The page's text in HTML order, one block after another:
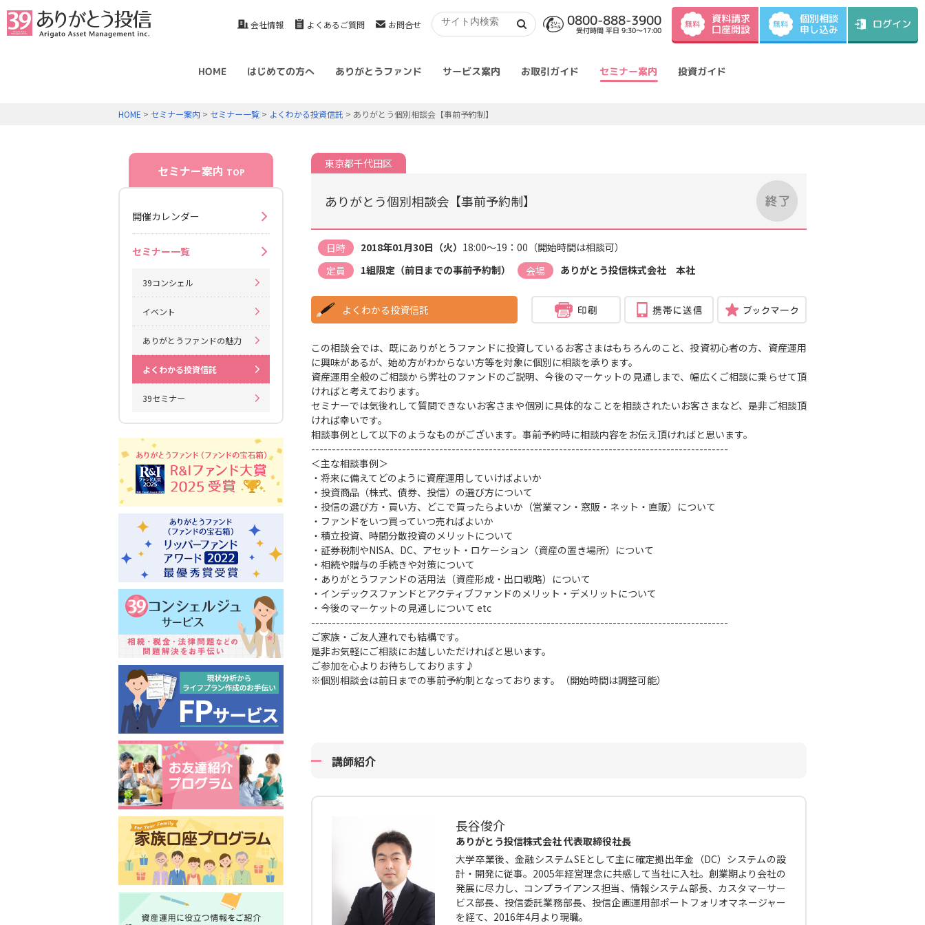
会社情報 よくあるご質問 お問合せ 0800-888-3900
受付時間 平日 9:30～17:00
無料 資料請求
口座開設 無料 個別相談
申し込み ログイン
HOME はじめての方へ ありがとうファンド サービス案内 お取引ガイド セミナー案内 投資ガイド
HOME > セミナー案内 > セミナー一覧 > よくわかる投資信託 > ありがとう個別相談会【事前予約制】
東京都千代田区
ありがとう個別相談会【事前予約制】
日時 2018年01月30日（火） 18:00～19：00（開始時間は相談可）
定員
1組限定（前日までの事前予約制） 会場 ありがとう投信株式会社 本社
よくわかる投資信託
この相談会では、既にありがとうファンドに投資しているお客さまはもちろんのこと、投資初心者の方、資産運用
に興味があるが、始め方がわからない方等を対象に個別に相談を承ります。
資産運用全般のご相談から弊社のファンドのご説明、今後のマーケットの見通しまで、幅広くご相談に乗らせて頂
ければと考えております。
セミナーでは気後れして質問できないお客さまや個別に具体的なことを相談されたいお客さまなど、是非ご相談頂
ければ幸いです。
相談事例として以下のようなものがございます。事前予約時に相談内容をお伝え頂ければと思います。
-----------------------------------------------------------------------------------------------------
＜主な相談事例＞
・将来に備えてどのように資産運用していけばよいか
・投資商品（株式、債券、投信）の選び方について
・投信の選び方・買い方、どこで買ったらよいか（営業マン・窓販・ネット・直販）について
・ファンドをいつ買っていつ売ればよいか
・積立投資、時間分散投資のメリットについて
・証券税制やNISA、DC、アセット・ロケーション（資産の置き場所）について
・相続や贈与の手続きや対策について
・ありがとうファンドの活用法（資産形成・出口戦略）について
・インデックスファンドとアクティブファンドのメリット・デメリットについて
・今後のマーケットの見通しについて etc
-----------------------------------------------------------------------------------------------------
ご家族・ご友人連れでも結構です。
是非お気軽にご相談にお越しいただければと思います。
ご参加を心よりお待ちしております♪
※個別相談会は前日までの事前予約制となっております。（開始時間は調整可能）
講師紹介
長谷俊介
ありがとう投信株式会社 代表取締役社長
大学卒業後、金融システムSEとして主に確定拠出年金（DC）システムの設
計・開発に従事。2005年経営理念に共感して当社に入社。創業期より会社の
発展に尽力し、コンプライアンス担当、情報システム部長、カスタマーサー
ビス部長、投信委託業務部長、投信企画運用部ポートフォリオマネージャー
を経て、2016年4月より現職。
セミナー案内 TOP
開催カレンダー
セミナー一覧
39コンシェル
イベント
ありがとうファンドの魅力
よくわかる投資信託
39セミナー